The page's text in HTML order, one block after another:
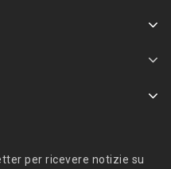
per ricevere notizie su